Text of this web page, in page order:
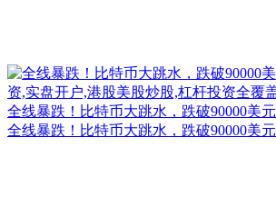
全线暴跌！比特币大跳水，跌破90000美元
全线暴跌！比特币大跳水，跌破90000美元